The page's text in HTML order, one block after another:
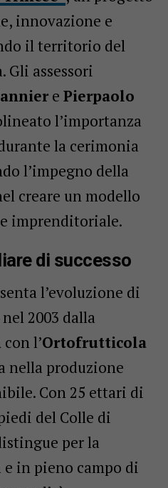
innovazione e
il territorio del
Gli assessori
e Pierpaolo
l’importanza
la cerimonia
l’impegno della
creare un modello
imprenditoriale.
di successo
l’evoluzione di
2003 dalla
con l’Ortofrutticola
nella produzione
Con 25 ettari di
del Colle di
per la
in pieno campo di